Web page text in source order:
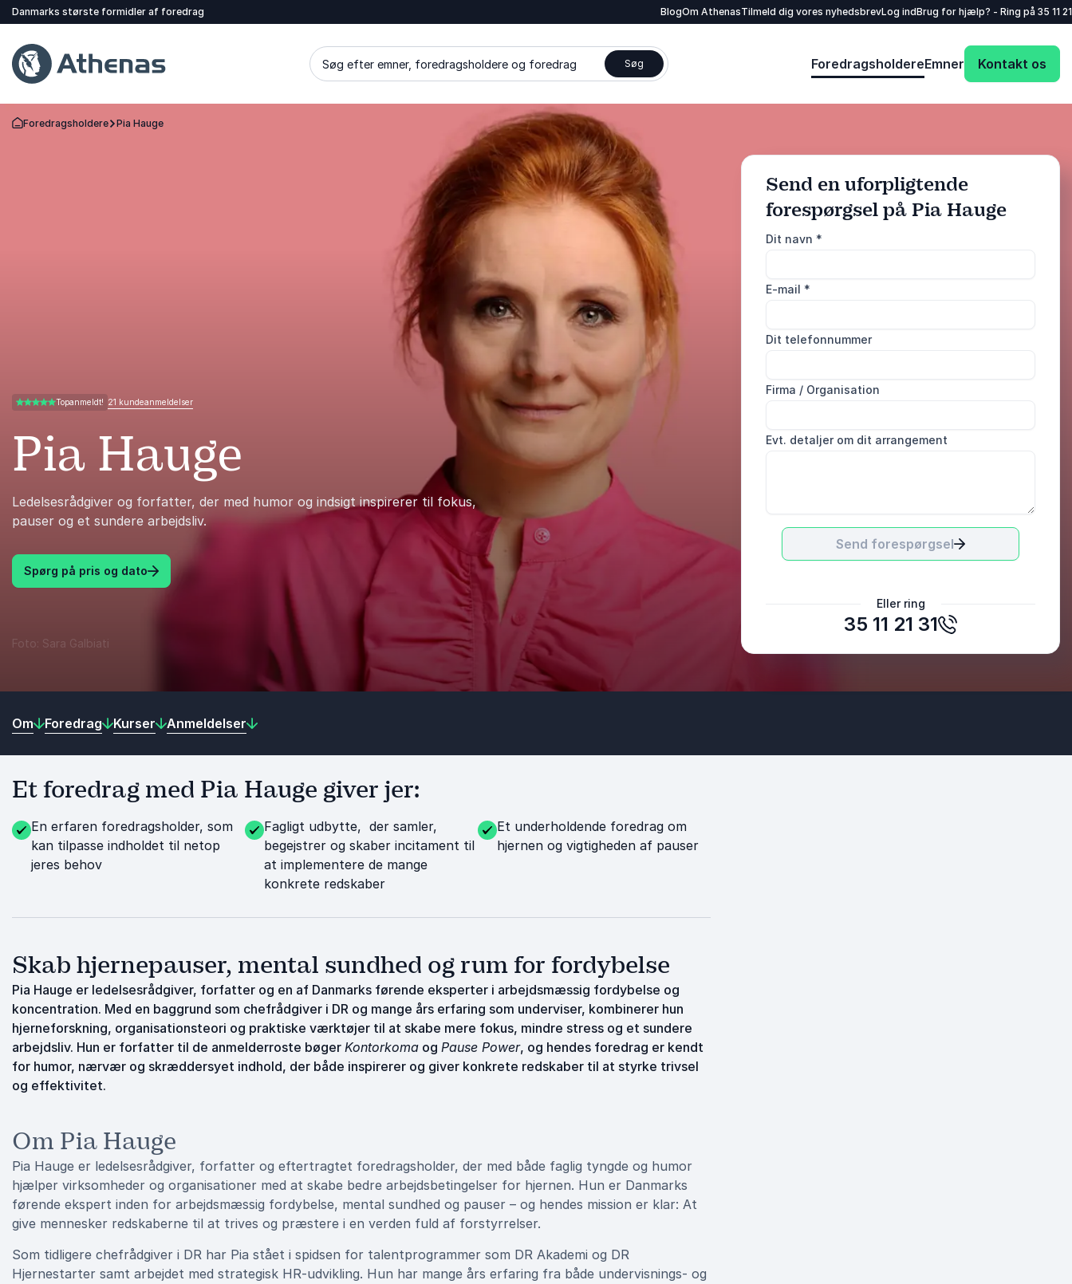
Danmarks største formidler af foredrag BlogOm AthenasTilmeld dig vores nyhedsbrevLog indBrug for hjælp? - Ring på 35 11
Søg efter emner, foredragsholdere og foredrag Søg ForedragsholdereEmner Kontakt os
Tilbage til forsiden
Foredragsholdere Pia Hauge
Pia Hauge
Ledelsesrådgiver og forfatter, der med humor og indsigt inspirerer til fokus,
pauser og et sundere arbejdsliv.
Spørg på pris og dato
4.95 ud af 5Topanmeldt! 21 kundeanmeldelser
Foto: Sara Galbiati
Send en uforpligtende
forespørgsel på Pia Hauge
Dit navn *
E-mail *
Dit telefonnummer
Firma / Organisation
Evt. detaljer om dit arrangement
Send forespørgsel
Eller ring
35 11 21 31
Om Foredrag Kurser Anmeldelser
Et foredrag med Pia Hauge giver jer:
En erfaren foredragsholder, som
kan tilpasse indholdet til netop
jeres behov
Fagligt udbytte, der samler,
begejstrer og skaber incitament til
at implementere de mange
konkrete redskaber
Et underholdende foredrag om
hjernen og vigtigheden af pauser
Skab hjernepauser, mental sundhed og rum for fordybelse
Pia Hauge er ledelsesrådgiver, forfatter og en af Danmarks førende eksperter i arbejdsmæssig fordybelse og
koncentration. Med en baggrund som chefrådgiver i DR og mange års erfaring som underviser, kombinerer hun
hjerneforskning, organisationsteori og praktiske værktøjer til at skabe mere fokus, mindre stress og et sundere
arbejdsliv. Hun er forfatter til de anmelderroste bøger Kontorkoma og Pause Power, og hendes foredrag er kendt
for humor, nærvær og skræddersyet indhold, der både inspirerer og giver konkrete redskaber til at styrke trivsel
og effektivitet.
Om Pia Hauge
Pia Hauge er ledelsesrådgiver, forfatter og eftertragtet foredragsholder, der med både faglig tyngde og humor
hjælper virksomheder og organisationer med at skabe bedre arbejdsbetingelser for hjernen. Hun er Danmarks
førende ekspert inden for arbejdsmæssig fordybelse, mental sundhed og pauser – og hendes mission er klar: At
give mennesker redskaberne til at trives og præstere i en verden fuld af forstyrrelser.
Som tidligere chefrådgiver i DR har Pia stået i spidsen for talentprogrammer som DR Akademi og DR
Hjernestarter samt arbejdet med strategisk HR-udvikling. Hun har mange års erfaring fra både undervisnings- og